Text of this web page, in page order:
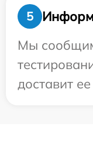
5
Мы
доставит